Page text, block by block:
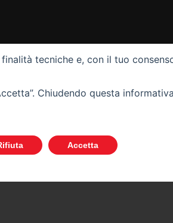
che
da Luigi
Natale A
tecniche e, con il tuo
Chiudendo questa
Accetta